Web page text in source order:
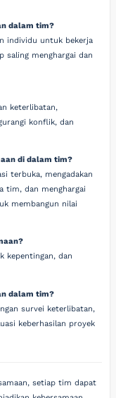
dalam tim?
individu untuk bekerja
saling menghargai dan
keterlibatan,
konflik, dan
di dalam tim?
terbuka, mengadakan
tim, dan menghargai
membangun nilai
kepentingan, dan
dalam tim?
survei keterlibatan,
keberhasilan proyek
setiap tim dapat